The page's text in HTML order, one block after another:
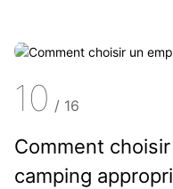
10 / 16
Comment
camping